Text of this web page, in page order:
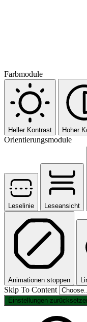
Farbmodule
Heller Kontrast Hoher
Orientierungsmodule
Leselinie Leseansicht
Animationen stoppen
Skip To Content
Einstellungen